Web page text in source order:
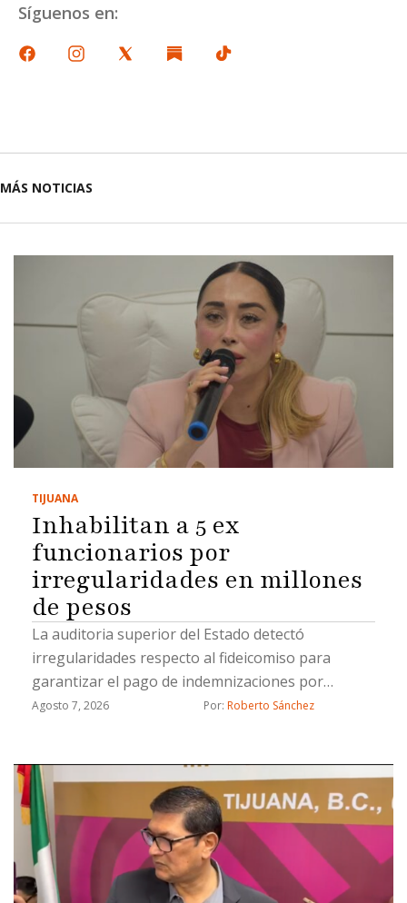
Síguenos en:
MÁS NOTICIAS
TIJUANA
Inhabilitan a 5 ex
funcionarios por
irregularidades en millones
de pesos
La auditoria superior del Estado detectó
irregularidades respecto al fideicomiso para
garantizar el pago de indemnizaciones por
fallecimiento a los causahabientes del personal
Agosto 7, 2026 Por: Roberto Sánchez